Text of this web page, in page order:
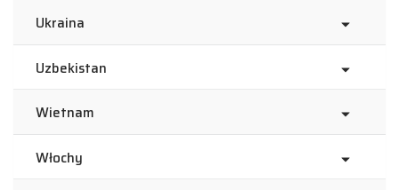
Ukraina
Uzbekistan
Wietnam
Włochy